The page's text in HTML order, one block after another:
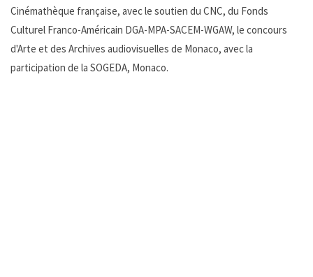
Cinémathèque française, avec le soutien du CNC, du Fonds
Culturel Franco-Américain DGA-MPA-SACEM-WGAW, le concours
d'Arte et des Archives audiovisuelles de Monaco, avec la
participation de la SOGEDA, Monaco.